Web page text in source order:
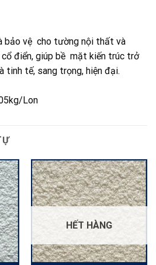
bảo vệ cho tường nội thất và
điển, giúp bề mặt kiến trúc trở
tinh tế, sang trọng, hiện đại.
Lon
HẾT HÀNG